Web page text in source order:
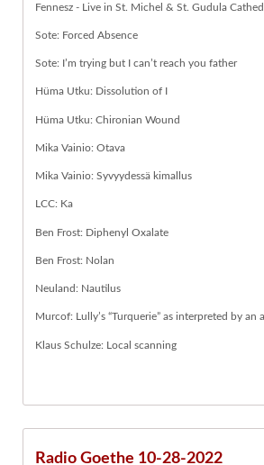
Fennesz - Live in St. Michel & St. Gudula
Sote: Forced Absence
Sote: I’m trying but I can’t reach you father
Hüma Utku: Dissolution of I
Hüma Utku: Chironian Wound
Mika Vainio: Otava
Mika Vainio: Syvyydessä kimallus
LCC: Ka
Ben Frost: Diphenyl Oxalate
Ben Frost: Nolan
Neuland: Nautilus
Murcof: Lully’s “Turquerie” as interpreted by an
Klaus Schulze: Local scanning
Radio Goethe 10-28-2022